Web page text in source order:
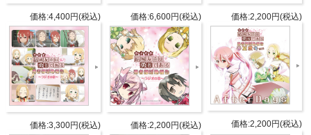
井春佳ポストカードお渡し会に参加整理券を配布しま
す。
商品詳細
DETAIL
価格:4,400円(税込) 価格:6,600円(税込) 価格:2,200円(税込)
価格:3,300円(税込) 価格:2,200円(税込) 価格:2,200円(税込)